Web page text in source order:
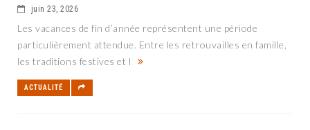
juin 23, 2026
Les vacances de fin d’année représentent une période
particulièrement attendue. Entre les retrouvailles en famille,
les traditions festives et l
ACTUALITÉ